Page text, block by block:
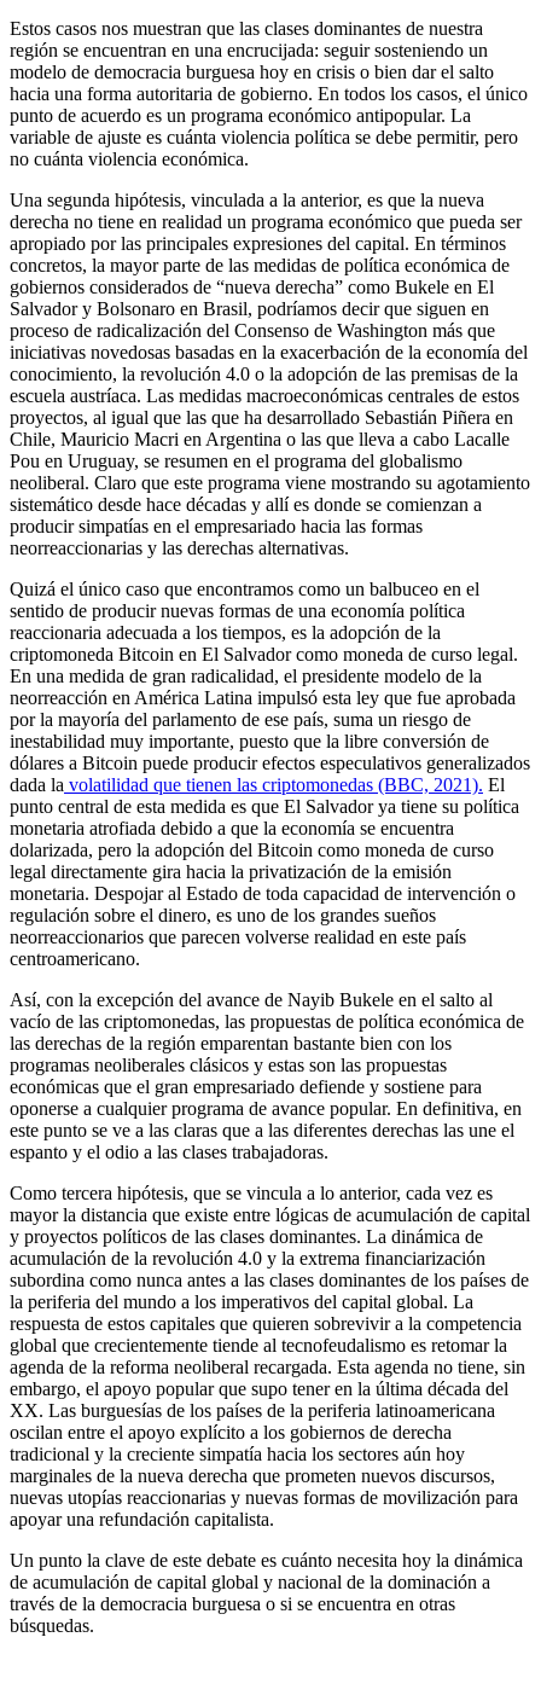
Estos casos nos muestran que las clases dominantes de nuestra
región se encuentran en una encrucijada: seguir sosteniendo un
modelo de democracia burguesa hoy en crisis o bien dar el salto
hacia una forma autoritaria de gobierno. En todos los casos, el único
punto de acuerdo es un programa económico antipopular. La
variable de ajuste es cuánta violencia política se debe permitir, pero
no cuánta violencia económica.
Una segunda hipótesis, vinculada a la anterior, es que la nueva
derecha no tiene en realidad un programa económico que pueda ser
apropiado por las principales expresiones del capital. En términos
concretos, la mayor parte de las medidas de política económica de
gobiernos considerados de “nueva derecha” como Bukele en El
Salvador y Bolsonaro en Brasil, podríamos decir que siguen en
proceso de radicalización del Consenso de Washington más que
iniciativas novedosas basadas en la exacerbación de la economía del
conocimiento, la revolución 4.0 o la adopción de las premisas de la
escuela austríaca. Las medidas macroeconómicas centrales de estos
proyectos, al igual que las que ha desarrollado Sebastián Piñera en
Chile, Mauricio Macri en Argentina o las que lleva a cabo Lacalle
Pou en Uruguay, se resumen en el programa del globalismo
neoliberal. Claro que este programa viene mostrando su agotamiento
sistemático desde hace décadas y allí es donde se comienzan a
producir simpatías en el empresariado hacia las formas
neorreaccionarias y las derechas alternativas.
Quizá el único caso que encontramos como un balbuceo en el
sentido de producir nuevas formas de una economía política
reaccionaria adecuada a los tiempos, es la adopción de la
criptomoneda Bitcoin en El Salvador como moneda de curso legal.
En una medida de gran radicalidad, el presidente modelo de la
neorreacción en América Latina impulsó esta ley que fue aprobada
por la mayoría del parlamento de ese país, suma un riesgo de
inestabilidad muy importante, puesto que la libre conversión de
dólares a Bitcoin puede producir efectos especulativos generalizados
dada la volatilidad que tienen las criptomonedas (BBC, 2021). El
punto central de esta medida es que El Salvador ya tiene su política
monetaria atrofiada debido a que la economía se encuentra
dolarizada, pero la adopción del Bitcoin como moneda de curso
legal directamente gira hacia la privatización de la emisión
monetaria. Despojar al Estado de toda capacidad de intervención o
regulación sobre el dinero, es uno de los grandes sueños
neorreaccionarios que parecen volverse realidad en este país
centroamericano.
Así, con la excepción del avance de Nayib Bukele en el salto al
vacío de las criptomonedas, las propuestas de política económica de
las derechas de la región emparentan bastante bien con los
programas neoliberales clásicos y estas son las propuestas
económicas que el gran empresariado defiende y sostiene para
oponerse a cualquier programa de avance popular. En definitiva, en
este punto se ve a las claras que a las diferentes derechas las une el
espanto y el odio a las clases trabajadoras.
Como tercera hipótesis, que se vincula a lo anterior, cada vez es
mayor la distancia que existe entre lógicas de acumulación de capital
y proyectos políticos de las clases dominantes. La dinámica de
acumulación de la revolución 4.0 y la extrema financiarización
subordina como nunca antes a las clases dominantes de los países de
la periferia del mundo a los imperativos del capital global. La
respuesta de estos capitales que quieren sobrevivir a la competencia
global que crecientemente tiende al tecnofeudalismo es retomar la
agenda de la reforma neoliberal recargada. Esta agenda no tiene, sin
embargo, el apoyo popular que supo tener en la última década del
XX. Las burguesías de los países de la periferia latinoamericana
oscilan entre el apoyo explícito a los gobiernos de derecha
tradicional y la creciente simpatía hacia los sectores aún hoy
marginales de la nueva derecha que prometen nuevos discursos,
nuevas utopías reaccionarias y nuevas formas de movilización para
apoyar una refundación capitalista.
Un punto la clave de este debate es cuánto necesita hoy la dinámica
de acumulación de capital global y nacional de la dominación a
través de la democracia burguesa o si se encuentra en otras
búsquedas.